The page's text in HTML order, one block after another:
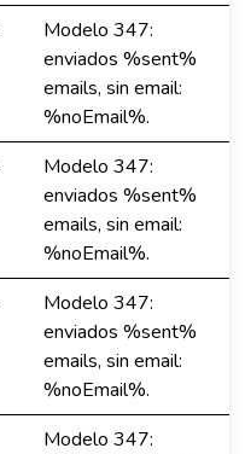
Modelo 347:
enviados %sent%
emails, sin email:
%noEmail%.
Modelo 347:
enviados %sent%
emails, sin email:
%noEmail%.
Modelo 347:
enviados %sent%
emails, sin email:
%noEmail%.
Modelo 347: